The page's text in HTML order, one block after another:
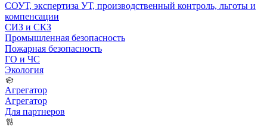
СОУТ, экспертиза УТ, производственный контроль, льготы и
компенсации
СИЗ и СКЗ
Промышленная безопасность
Пожарная безопасность
ГО и ЧС
Экология
Агрегатор
Агрегатор
Для партнеров